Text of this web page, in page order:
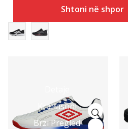
Shtoni në shportë
Krahasoni
Brzi Pregled